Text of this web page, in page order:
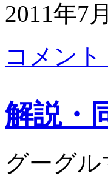
2011年7
コメント
解説・
グーグ